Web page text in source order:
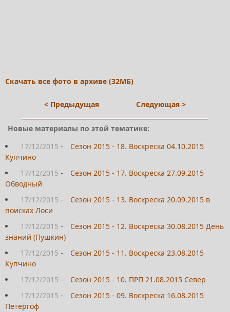
Скачать все фото в архиве (32МБ)
< Предыдущая Следующая >
Новые материалы по этой тематике:
17/12/2015 -
Сезон 2015 - 18. Воскреска 04.10.2015
Купчино
17/12/2015 -
Сезон 2015 - 17. Воскреска 27.09.2015
Обводный
17/12/2015 -
Сезон 2015 - 13. Воскреска 20.09.2015 в
поисках Лоси
17/12/2015 -
Сезон 2015 - 12. Воскреска 30.08.2015 День
знаний (Пушкин)
17/12/2015 -
Сезон 2015 - 11. Воскреска 23.08.2015
Купчино
17/12/2015 -
Сезон 2015 - 10. ПРП 21.08.2015 Север
17/12/2015 -
Сезон 2015 - 09. Воскреска 16.08.2015
Петергоф